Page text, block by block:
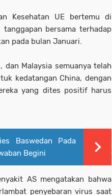
Kesehatan UE bertemu di
bersama terhadap
pada bulan Januari.
dan Malaysia semuanya telah
kedatangan China, dengan
yang dites positif harus
Baswedan Pada
Begini
AS mengatakan bahwa
penyebaran virus saat